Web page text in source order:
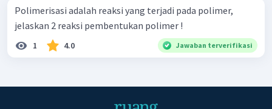
Polimerisasi adalah reaksi yang terjadi pada polimer,
jelaskan 2 reaksi pembentukan polimer !
1 4.0 Jawaban terverifikasi